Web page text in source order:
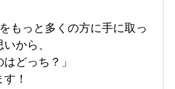
もっと多くの方に手に取っ
から、
どっち？」
！